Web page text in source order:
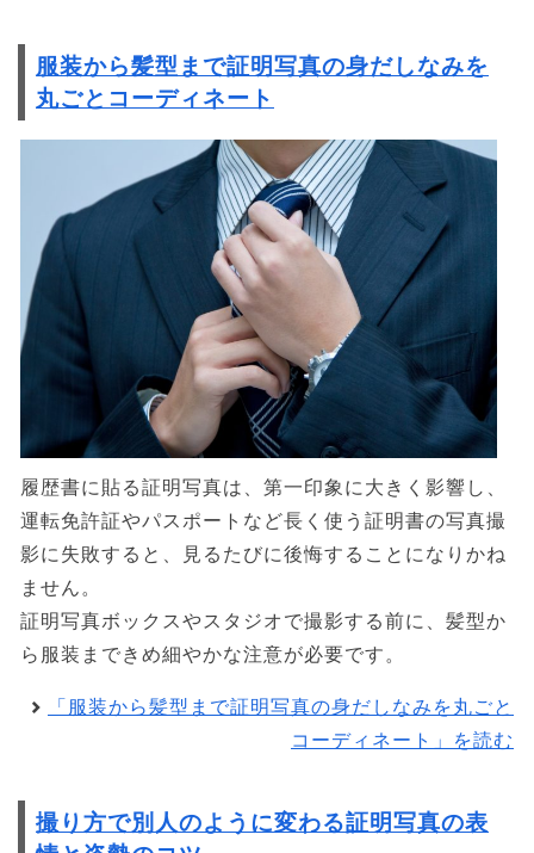
服装から髪型まで証明写真の身だしなみを
丸ごとコーディネート
履歴書に貼る証明写真は、第一印象に大きく影響し、
運転免許証やパスポートなど長く使う証明書の写真撮
影に失敗すると、見るたびに後悔することになりかね
ません。
証明写真ボックスやスタジオで撮影する前に、髪型か
ら服装まできめ細やかな注意が必要です。
「服装から髪型まで証明写真の身だしなみを丸ごと
コーディネート」を読む
撮り方で別人のように変わる証明写真の表